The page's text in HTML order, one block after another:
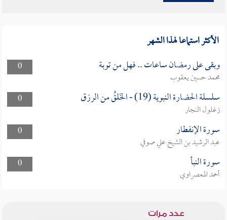
الأكثر استماعا لهذا الشهر
0 وبقى على رمضان ساعات .. فهل من توبة
محمد حسين يعقوب
0
سلسلة الحضارة النبوية (19) - الخَلقُ من الرزق
زغلول النجار
0
سورة الإنفطار
عبد الرشيد بن الشيخ علي صوفي
0
سورة النبأ
أحمد المعصراوي
عدد مرات